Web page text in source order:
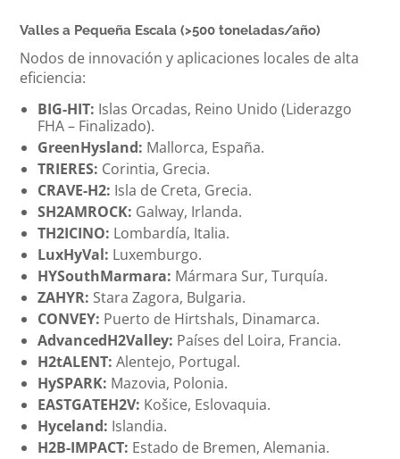
Valles a Pequeña Escala (>500 toneladas/año)
Nodos de innovación y aplicaciones locales de alta
eficiencia:
BIG-HIT: Islas Orcadas, Reino Unido (Liderazgo
FHA – Finalizado).
GreenHysland: Mallorca, España.
TRIERES: Corintia, Grecia.
CRAVE-H2: Isla de Creta, Grecia.
SH2AMROCK: Galway, Irlanda.
TH2ICINO: Lombardía, Italia.
LuxHyVal: Luxemburgo.
HYSouthMarmara: Mármara Sur, Turquía.
ZAHYR: Stara Zagora, Bulgaria.
CONVEY: Puerto de Hirtshals, Dinamarca.
AdvancedH2Valley: Países del Loira, Francia.
H2tALENT: Alentejo, Portugal.
HySPARK: Mazovia, Polonia.
EASTGATEH2V: Košice, Eslovaquia.
Hyceland: Islandia.
H2B-IMPACT: Estado de Bremen, Alemania.